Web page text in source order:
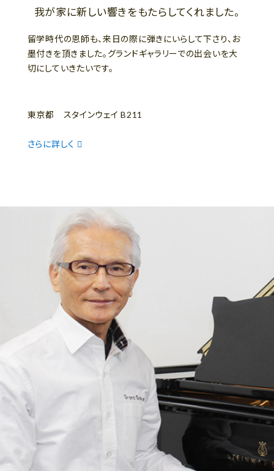
我が家に新しい響きをもたらしてくれました。
留学時代の恩師も、来日の際に弾きにいらして下さり、お
墨付きを頂きました。グランドギャラリーでの出会いを大
切にしていきたいです。
東京都 スタインウェイ B211
さらに詳しく